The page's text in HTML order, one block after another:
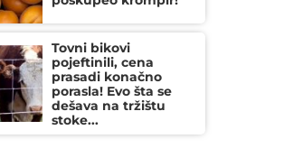
Tovni bikovi
pojeftinili, cena
prasadi konačno
porasla! Evo šta se
dešava na tržištu
stoke...